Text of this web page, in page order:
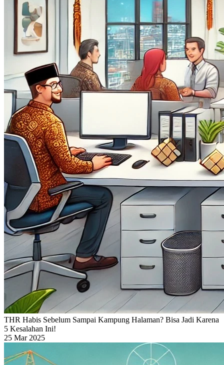
THR Habis Sebelum Sampai Kampung Halaman? Bisa Jadi Karena
5 Kesalahan Ini!
25 Mar 2025